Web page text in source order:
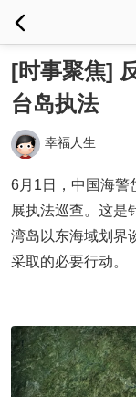
[时事聚焦]
台岛执法
幸福人生
6月1日，中国海警
展执法巡查。这是
湾岛以东海域划界
采取的必要行动。